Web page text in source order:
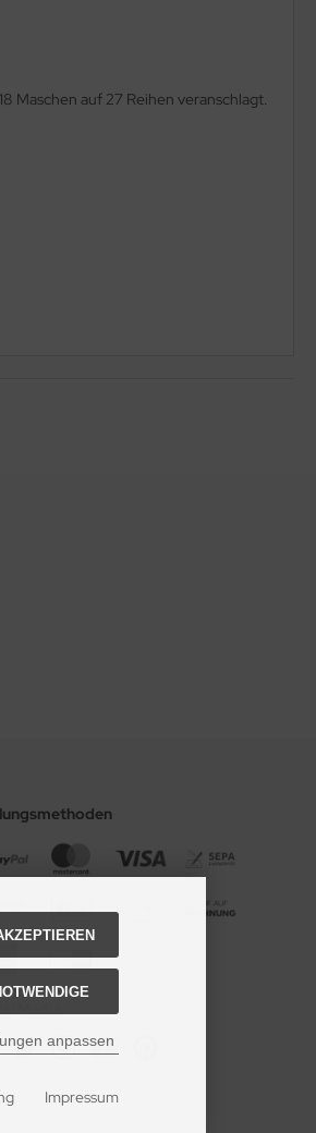
Maschen auf 27 Reihen veranschlagt.
anpassen
Impressum